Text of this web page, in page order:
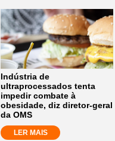
Indústria de
ultraprocessados tenta
impedir combate à
obesidade, diz diretor-geral
da OMS
LER MAIS